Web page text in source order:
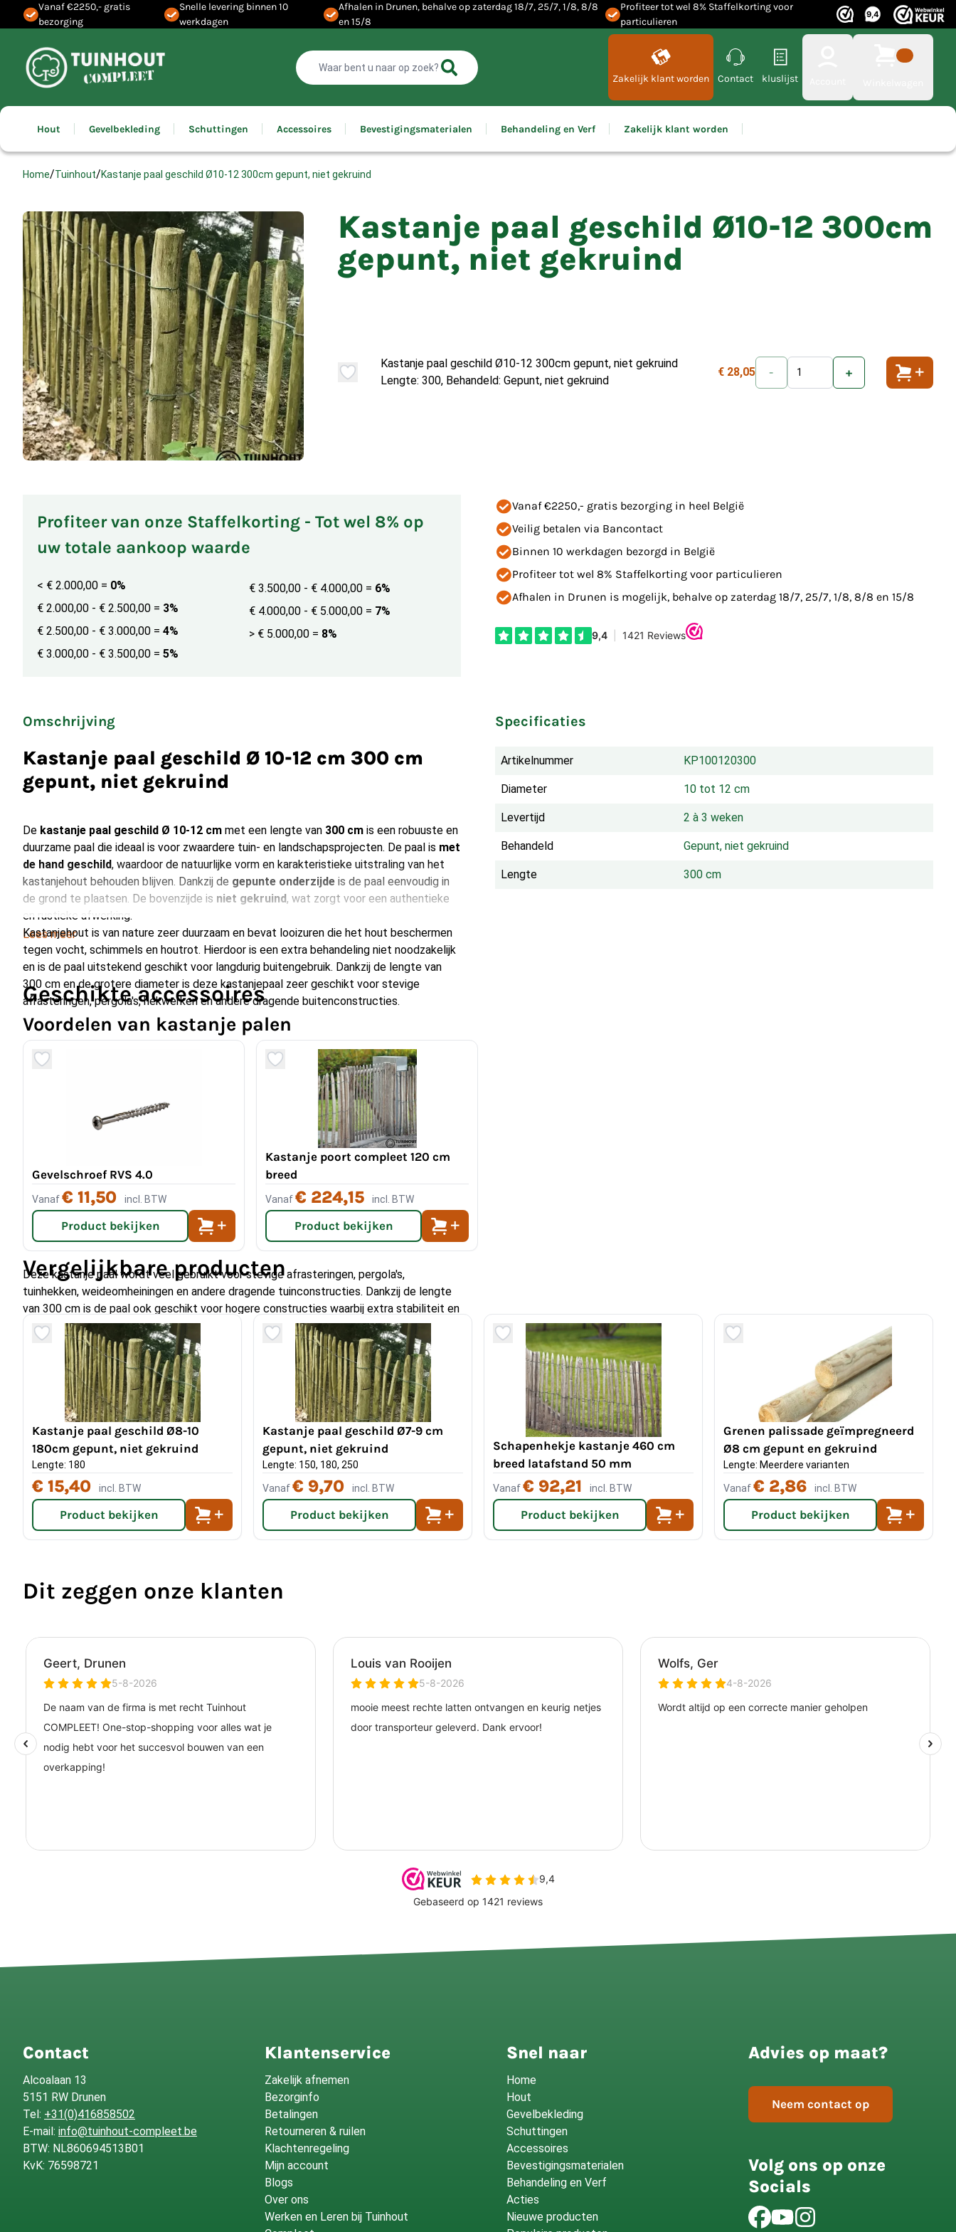
Vanaf €2250,- gratis
bezorging
Snelle levering binnen 10
werkdagen
Afhalen in Drunen, behalve op zaterdag 18/7, 25/7, 1/8, 8/8
en 15/8
Profiteer tot wel 8% Staffelkorting voor
particulieren
Zakelijk klant worden Contact kluslijst
Hout Gevelbekleding Schuttingen Accessoires Bevestigingsmaterialen Behandeling en Verf Zakelijk klant worden
Home/Tuinhout/Kastanje paal geschild Ø10-12 300cm gepunt, niet gekruind
Kastanje paal geschild Ø10-12 300cm
gepunt, niet gekruind
Kastanje paal geschild Ø10-12 300cm gepunt, niet gekruind
Lengte: 300, Behandeld: Gepunt, niet gekruind
€ 28,05 - +
Profiteer van onze Staffelkorting - Tot wel 8% op
uw totale aankoop waarde
< € 2.000,00 = 0%
€ 2.000,00 - € 2.500,00 = 3%
€ 2.500,00 - € 3.000,00 = 4%
€ 3.000,00 - € 3.500,00 = 5%
€ 3.500,00 - € 4.000,00 = 6%
€ 4.000,00 - € 5.000,00 = 7%
> € 5.000,00 = 8%
Vanaf €2250,- gratis bezorging in heel België
Veilig betalen via Bancontact
Binnen 10 werkdagen bezorgd in België
Profiteer tot wel 8% Staffelkorting voor particulieren
Afhalen in Drunen is mogelijk, behalve op zaterdag 18/7, 25/7, 1/8, 8/8 en 15/8
Omschrijving
Kastanje paal geschild Ø 10-12 cm 300 cm
gepunt, niet gekruind
De kastanje paal geschild Ø 10-12 cm met een lengte van 300 cm is een robuuste en
duurzame paal die ideaal is voor zwaardere tuin- en landschapsprojecten. De paal is met
de hand geschild, waardoor de natuurlijke vorm en karakteristieke uitstraling van het
kastanjehout behouden blijven. Dankzij de gepunte onderzijde is de paal eenvoudig in
de grond te plaatsen. De bovenzijde is niet gekruind, wat zorgt voor een authentieke
en rustieke afwerking.
Kastanjehout is van nature zeer duurzaam en bevat looizuren die het hout beschermen
tegen vocht, schimmels en houtrot. Hierdoor is een extra behandeling niet noodzakelijk
en is de paal uitstekend geschikt voor langdurig buitengebruik. Dankzij de lengte van
300 cm en de grotere diameter is deze kastanjepaal zeer geschikt voor stevige
afrasteringen, pergola's, hekwerken en andere dragende buitenconstructies.
Voordelen van kastanje palen
: van nature bestand tegen vocht, schimmels en houtrot.
: behoudt de natuurlijke uitstraling van het hout.
: eenvoudig in de grond te plaatsen.
Geschikt voor zware toepassingen
: ideaal voor pergola's, hekwerken en
Waarvoor kan ik een kastanje paal van 300 cm
gebruiken?
Deze kastanje paal wordt veel gebruikt voor stevige afrasteringen, pergola's,
tuinhekken, weideomheiningen en andere dragende tuinconstructies. Dankzij de lengte
van 300 cm is de paal ook geschikt voor hogere constructies waarbij extra stabiliteit en
draagkracht vereist zijn.
Waarom kiezen voor kastanjehout?
Kastanjehout is een van nature duurzame houtsoort die geen impregneerbehandeling
nodig heeft. Door de natuurlijke looizuren is het hout goed bestand tegen vocht,
schimmels en houtrot, waardoor het jarenlang meegaat in de buitenlucht. Bovendien
geeft de natuurlijke vorm en warme kleur van kastanjehout iedere tuin of buitenruimte
een authentieke en landelijke uitstraling.
Lees meer
Specificaties
Artikelnummer KP100120300
Diameter 10 tot 12 cm
Levertijd 2 à 3 weken
Behandeld Gepunt, niet gekruind
Lengte 300 cm
Geschikte accessoires
Gevelschroef RVS 4.0
Vanaf€ 11,50 incl. BTW
Product bekijken
Kastanje poort compleet 120 cm
breed
Vanaf€ 224,15 incl. BTW
Product bekijken
Vergelijkbare producten
Kastanje paal geschild Ø8-10
180cm gepunt, niet gekruind
Lengte: 180
€ 15,40 incl. BTW
Product bekijken
Kastanje paal geschild Ø7-9 cm
gepunt, niet gekruind
Lengte: 150, 180, 250
Vanaf€ 9,70 incl. BTW
Product bekijken
Schapenhekje kastanje 460 cm
breed latafstand 50 mm
Vanaf€ 92,21 incl. BTW
Product bekijken
Grenen palissade geïmpregneerd
Ø8 cm gepunt en gekruind
Lengte: Meerdere varianten
Vanaf€ 2,86 incl. BTW
Product bekijken
Dit zeggen onze klanten
Contact
Alcoalaan 13
5151 RW Drunen
Tel: +31(0)416858502
E-mail: info@tuinhout-compleet.be
BTW: NL860694513B01
KvK: 76598721
Klantenservice
Zakelijk afnemen
Bezorginfo
Betalingen
Retourneren & ruilen
Klachtenregeling
Mijn account
Blogs
Over ons
Werken en Leren bij Tuinhout
Snel naar
Home
Hout
Gevelbekleding
Schuttingen
Accessoires
Bevestigingsmaterialen
Behandeling en Verf
Acties
Nieuwe producten
Advies op maat?
Neem contact op
Volg ons op onze
Socials